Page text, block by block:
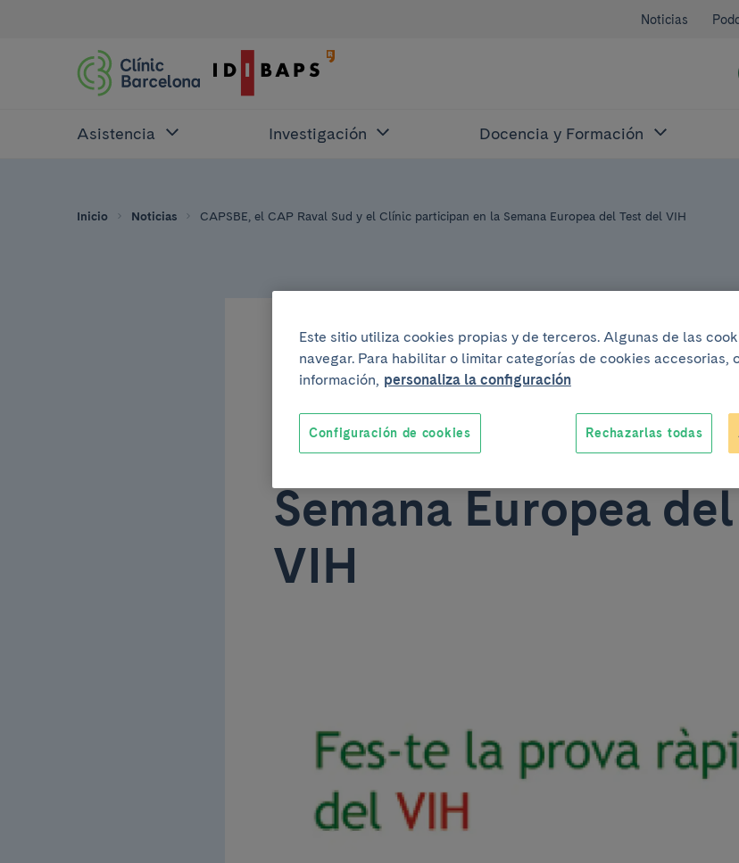
Noticias
Asistencia Investigación Docencia y Formación
Inicio Noticias CAPSBE, el CAP Raval Sud y el Clínic participan en la Semana Europea del Test del VIH
3 de diciembre del 2014
CAPSBE, el CAP
el Clínic participan
Semana Europea
VIH
Este sitio utiliza cookies propias y de terceros. Algunas de las
navegar. Para habilitar o limitar categorías de cookies accesorias,
información, personaliza la configuración
Rechazarlas todas
Configuración de cookies